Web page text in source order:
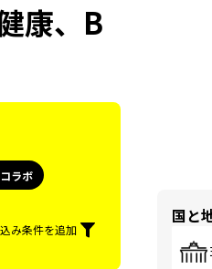
康、B
ラボ
み条件を追加
国と